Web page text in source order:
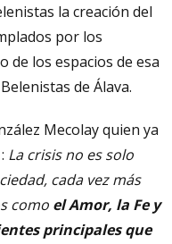
la creación del
por los
de los espacios de esa
de Álava.
Mecolay quien ya
La crisis no es solo
cada vez más
como el Amor, la Fe y
principales que